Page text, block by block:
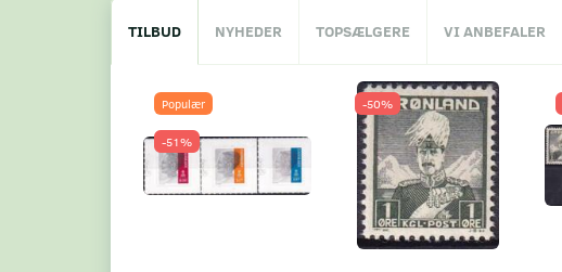
TILBUD NYHEDER TOPSÆLGERE VI ANBEFALER
Populær
-51%
-50%